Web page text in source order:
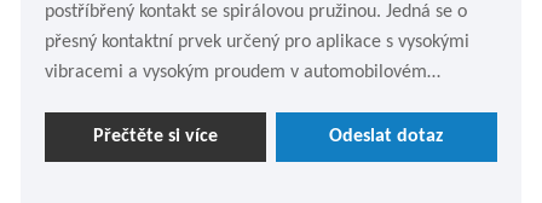
postříbřený kontakt se spirálovou pružinou. Jedná se o
přesný kontaktní prvek určený pro aplikace s vysokými
vibracemi a vysokým proudem v automobilovém
nebo cínový bronzový drát a vyrábíme jej přesným CNC
navíjením a pokovováním. V případě potřeby se
Přečtěte si více Odeslat dotaz